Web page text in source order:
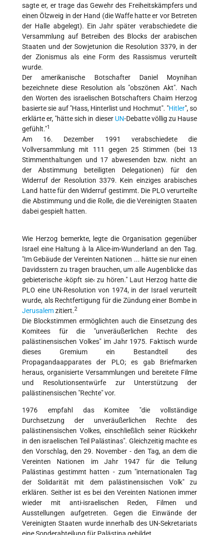
sagte er, er trage das Gewehr des Freiheitskämpfers und
einen Ölzweig in der Hand (die Waffe hatte er vor Betreten
der Halle abgelegt). Ein Jahr später verabschiedete die
Versammlung auf Betreiben des Blocks der arabischen
Staaten und der Sowjetunion die Resolution 3379, in der
der Zionismus als eine Form des Rassismus verurteilt
wurde.
Der amerikanische Botschafter Daniel Moynihan
bezeichnete diese Resolution als "obszönen Akt". Nach
den Worten des israelischen Botschafters Chaim Herzog
basierte sie auf "Hass, Hinterlist und Hochmut". "Hitler", so
erklärte er, "hätte sich in dieser UN-Debatte völlig zu Hause
gefühlt."1
Am 16. Dezember 1991 verabschiedete die
Vollversammlung mit 111 gegen 25 Stimmen (bei 13
Stimmenthaltungen und 17 abwesenden bzw. nicht an
der Abstimmung beteiligten Delegationen) für den
Widerruf der Resolution 3379. Kein einziges arabisches
Land hatte für den Widerruf gestimmt. Die PLO verurteilte
die Abstimmung und die Rolle, die die Vereinigten Staaten
dabei gespielt hatten.
Wie Herzog bemerkte, legte die Organisation gegenüber
Israel eine Haltung à la Alice-im-Wunderland an den Tag.
"Im Gebäude der Vereinten Nationen ... hätte sie nur einen
Davidsstern zu tragen brauchen, um alle Augenblicke das
gebieterische ›köpft sie‹ zu hören." Laut Herzog hatte die
PLO eine UN-Resolution von 1974, in der Israel verurteilt
wurde, als Rechtfertigung für die Zündung einer Bombe in
Jerusalemzitiert.2
Die Blockstimmen ermöglichten auch die Einsetzung des
Komitees für die "unveräußerlichen Rechte des
palästinensischen Volkes" im Jahr 1975. Faktisch wurde
dieses Gremium ein Bestandteil des
Propagandaapparates der PLO; es gab Briefmarken
heraus, organisierte Versammlungen und bereitete Filme
und Resolutionsentwürfe zur Unterstützung der
palästinensischen "Rechte" vor.
1976 empfahl das Komitee "die vollständige
Durchsetzung der unveräußerlichen Rechte des
palästinensischen Volkes, einschließlich seiner Rückkehr
in den israelischen Teil Palästinas". Gleichzeitig machte es
den Vorschlag, den 29. November - den Tag, an dem die
Vereinten Nationen im Jahr 1947 für die Teilung
Palästinas gestimmt hatten - zum "internationalen Tag
der Solidarität mit dem palästinensischen Volk" zu
erklären. Seither ist es bei den Vereinten Nationen immer
wieder mit anti-israelischen Reden, Filmen und
Ausstellungen aufgetreten. Gegen die Einwände der
Vereinigten Staaten wurde innerhalb des UN-Sekretariats